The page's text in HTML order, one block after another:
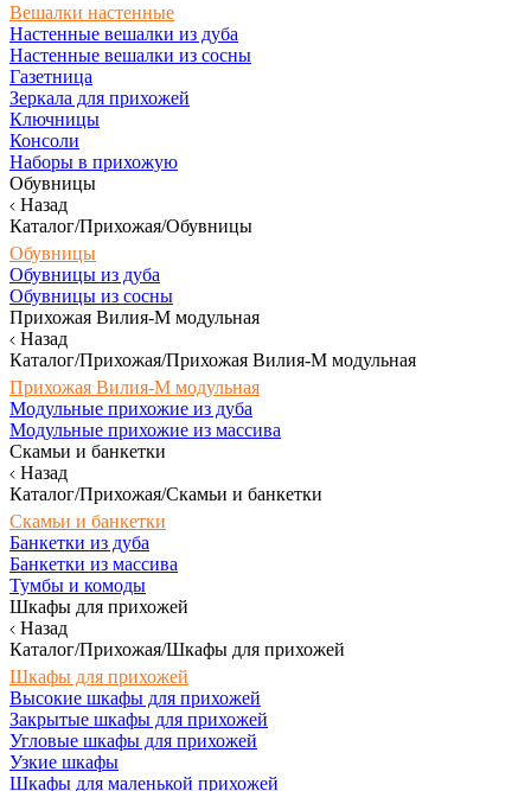
Вешалки настенные
Настенные вешалки из дуба
Настенные вешалки из сосны
Газетница
Зеркала для прихожей
Ключницы
Консоли
Наборы в прихожую
Обувницы
Назад
Каталог/Прихожая/Обувницы
Обувницы
Обувницы из дуба
Обувницы из сосны
Прихожая Вилия-М модульная
Назад
Каталог/Прихожая/Прихожая Вилия-М модульная
Прихожая Вилия-М модульная
Модульные прихожие из дуба
Модульные прихожие из массива
Скамьи и банкетки
Назад
Каталог/Прихожая/Скамьи и банкетки
Скамьи и банкетки
Банкетки из дуба
Банкетки из массива
Тумбы и комоды
Шкафы для прихожей
Назад
Каталог/Прихожая/Шкафы для прихожей
Шкафы для прихожей
Высокие шкафы для прихожей
Закрытые шкафы для прихожей
Угловые шкафы для прихожей
Узкие шкафы
Шкафы для маленькой прихожей